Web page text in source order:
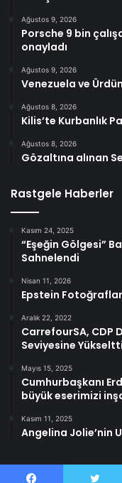
Ağustos 9, 2026
Porsche 9 bin
onayladı
Ağustos 9, 2026
Venezuela ve
Ağustos 8, 2026
Kilis’te Kurbanlık
Ağustos 8, 2026
Gözaltına alınan
Rastgele Haberler
Kasım 24, 2025
“Eşeğin Gölgesi”
Sahnelendi
Nisan 11, 2026
Epstein Fotoğrafları
Aralık 22, 2022
CarrefourSA, CDP
Seviyesine Yükseltti
Mayıs 15, 2025
Cumhurbaşkanı
büyük eserimizi
Kasım 11, 2025
Angelina Jolie’nin